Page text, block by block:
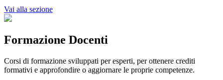
Vai alla sezione
Formazione Docenti
Corsi di formazione sviluppati per esperti, per ottenere crediti
formativi e approfondire o aggiornare le proprie competenze.